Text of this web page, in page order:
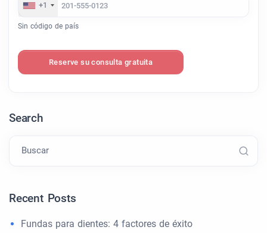
+1
Sin código de país
Reserve su consulta gratuita
Search
Buscar
Recent Posts
Fundas para dientes: 4 factores de éxito